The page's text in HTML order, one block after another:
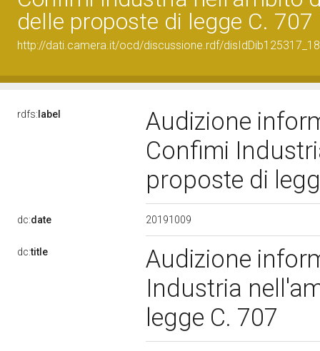
delle proposte di legge C. 707
http://dati.camera.it/ocd/discussione.rdf/disIdDib125317_18
rdfs: label
Audizione
Confimi
proposte di
dc:date 20191009
dc:title
Audizione
Industria
legge C. 707